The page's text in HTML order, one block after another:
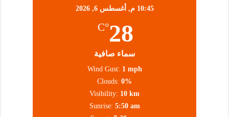
10:45 م, أغسطس 6, 2026
28
°C
سماء صافية
Wind Gust: 1 mph
Clouds: 0%
Visibility: 10 km
Sunrise: 5:50 am